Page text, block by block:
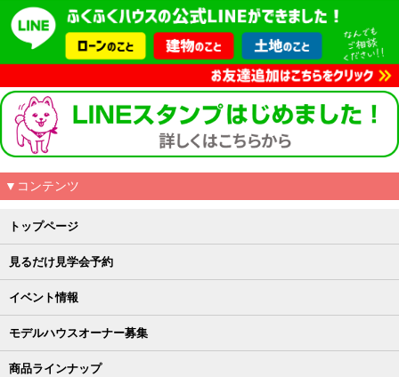
▼コンテンツ
トップページ
見るだけ見学会予約
イベント情報
モデルハウスオーナー募集
商品ラインナップ